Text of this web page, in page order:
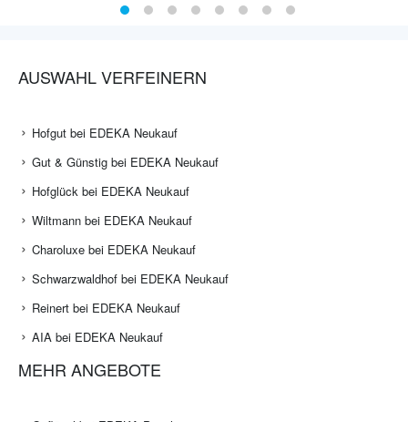
AUSWAHL VERFEINERN
Hofgut bei EDEKA Neukauf
Gut & Günstig bei EDEKA Neukauf
Hofglück bei EDEKA Neukauf
Wiltmann bei EDEKA Neukauf
Charoluxe bei EDEKA Neukauf
Schwarzwaldhof bei EDEKA Neukauf
Reinert bei EDEKA Neukauf
AIA bei EDEKA Neukauf
MEHR ANGEBOTE